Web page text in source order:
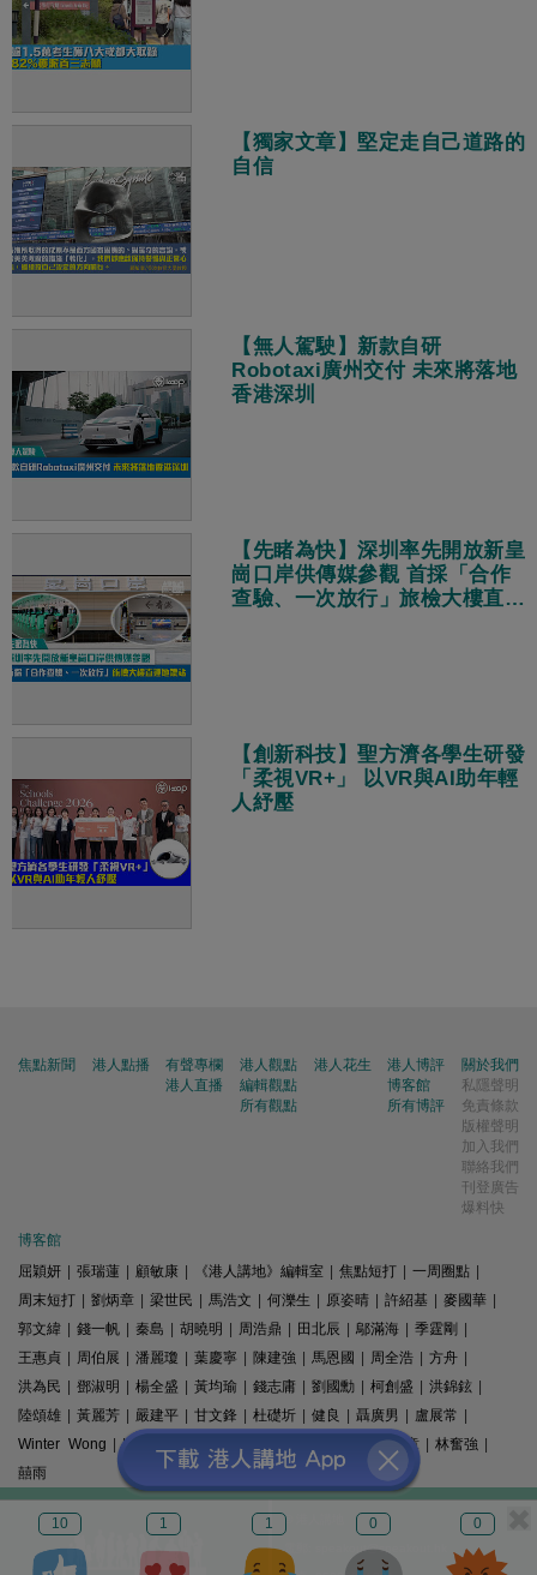
10 1 1 0 0
【獨家文章】堅定走自己道路的
自信
【無人駕駛】新款自研
Robotaxi廣州交付 未來將落地
香港深圳
【先睹為快】深圳率先開放新皇
崗口岸供傳媒參觀 首採「合作
查驗、一次放行」旅檢大樓直連
【創新科技】聖方濟各學生研發
「柔視VR+」 以VR與AI助年輕
人紓壓
焦點新聞 港人點播
有聲專欄
港人直播
港人觀點
編輯觀點
所有觀點
港人花生
港人博評
博客館
所有博評
關於我們
私隱聲明
免責條款
版權聲明
加入我們
聯絡我們
刊登廣告
爆料快
博客館
屈穎妍
張瑞蓮 顧敏康 《港人講地》編輯室 焦點短打 一周圈點
周末短打
劉炳章 梁世民 馬浩文 何濼生 原姿晴 許紹基 麥國華
郭文緯
錢一帆 秦島 胡曉明 周浩鼎 田北辰 鄔滿海 季霆剛
王惠貞
周伯展 潘麗瓊 葉慶寧 陳建強 馬恩國 周全浩 方舟
洪為民
鄧淑明 楊全盛 黃均瑜 錢志庸 劉國勳 柯創盛 洪錦鉉
陸頌雄
黃麗芳 嚴建平 甘文鋒 杜礎圻 健良 聶廣男 盧展常
Winter Wong
K2 梁文新 羅崑 姚銘 精選文章 林奮強
囍雨
© 港人講地
電郵: speakout@speakout.hk